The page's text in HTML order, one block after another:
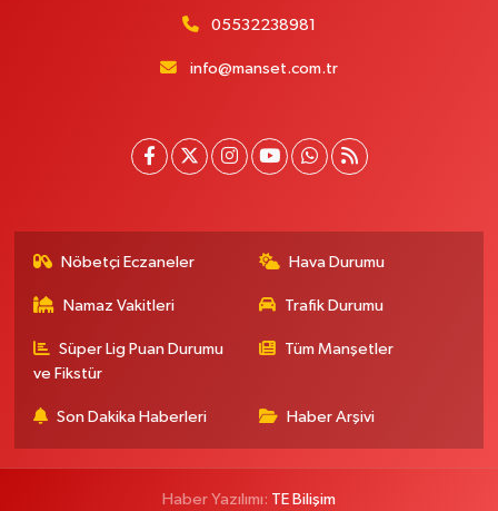
05532238981
info@manset.com.tr
Nöbetçi Eczaneler Hava Durumu
Namaz Vakitleri Trafik Durumu
Süper Lig Puan Durumu
ve Fikstür
Tüm Manşetler
Son Dakika Haberleri Haber Arşivi
Haber Yazılımı: TE Bilişim